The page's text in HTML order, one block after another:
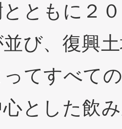
ともに２
び、復興
てすべて
とした飲